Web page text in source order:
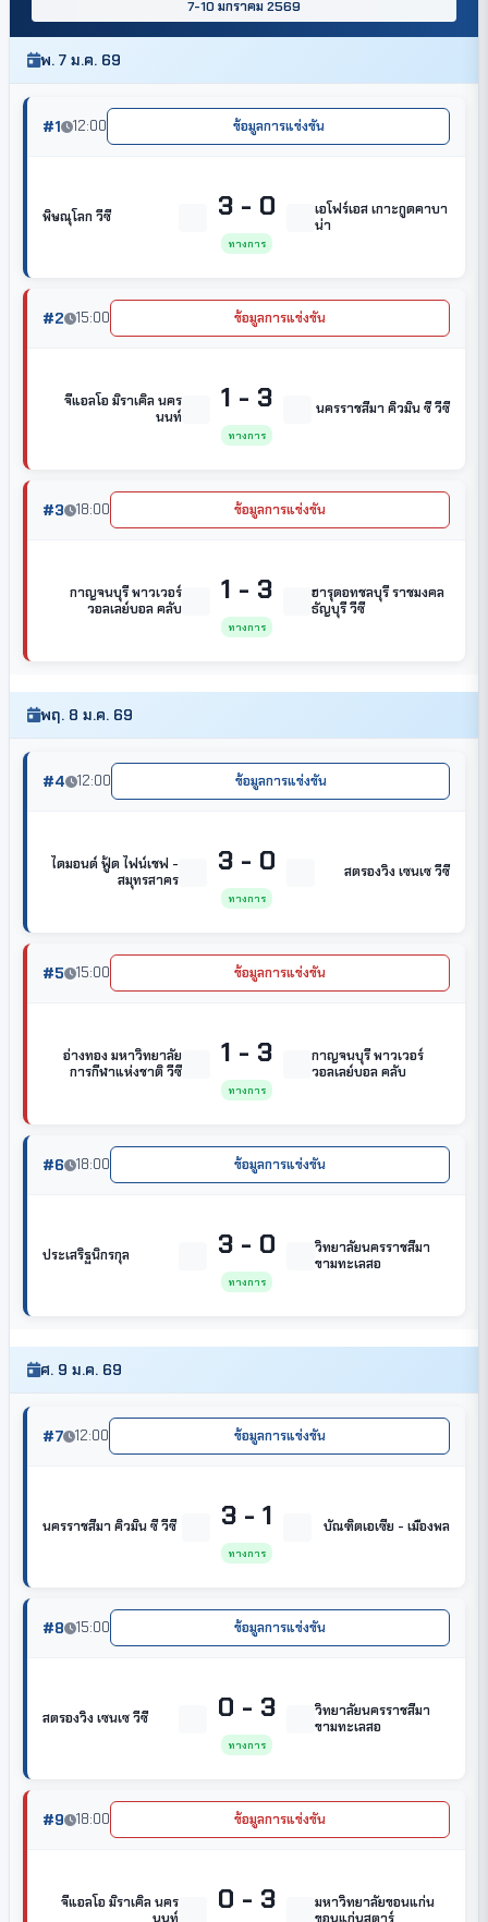
7-10 มกราคม 2569
พ. 7 ม.ค. 69
#1 12:00 ข้อมูลการแข่งขัน
พิษณุโลก วีซี 3 - 0
ทางการ
เอโฟร์เอส เกาะกูดคาบา
น่า
#2 15:00 ข้อมูลการแข่งขัน
จีแอลโอ มิราเคิล นคร
นนท์
1 - 3
ทางการ
นครราชสีมา คิวมิน ซี วีซี
#3 18:00 ข้อมูลการแข่งขัน
กาญจนบุรี พาวเวอร์
วอลเลย์บอล คลับ
1 - 3
ทางการ
ฮารุดอทชลบุรี ราชมงคล
ธัญบุรี วีซี
พฤ. 8 ม.ค. 69
#4 12:00 ข้อมูลการแข่งขัน
ไดมอนด์ ฟู้ด ไฟน์เชฟ -
สมุทรสาคร
3 - 0
ทางการ
สตรองวิง เซนเซ วีซี
#5 15:00 ข้อมูลการแข่งขัน
อ่างทอง มหาวิทยาลัย
การกีฬาแห่งชาติ วีซี
1 - 3
ทางการ
กาญจนบุรี พาวเวอร์
วอลเลย์บอล คลับ
#6 18:00 ข้อมูลการแข่งขัน
ประเสริฐนิกรกุล 3 - 0
ทางการ
วิทยาลัยนครราชสีมา
ขามทะเลสอ
ศ. 9 ม.ค. 69
#7 12:00 ข้อมูลการแข่งขัน
นครราชสีมา คิวมิน ซี วีซี 3 - 1
ทางการ
บัณฑิตเอเซีย - เมืองพล
#8 15:00 ข้อมูลการแข่งขัน
สตรองวิง เซนเซ วีซี 0 - 3
ทางการ
วิทยาลัยนครราชสีมา
ขามทะเลสอ
#9 18:00 ข้อมูลการแข่งขัน
จีแอลโอ มิราเคิล นคร
นนท์
0 - 3
มหาวิทยาลัยขอนแก่น
ขอนแก่นสตาร์